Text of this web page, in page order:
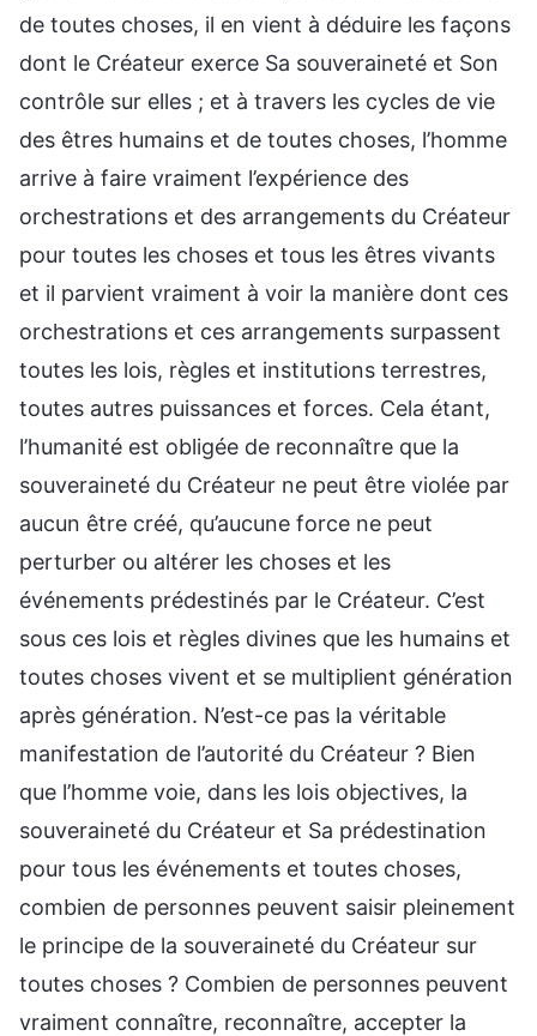
de toutes choses, il en vient à déduire les façons
dont le Créateur exerce Sa souveraineté et Son
contrôle sur elles ; et à travers les cycles de vie
des êtres humains et de toutes choses, l’homme
arrive à faire vraiment l’expérience des
orchestrations et des arrangements du Créateur
pour toutes les choses et tous les êtres vivants
et il parvient vraiment à voir la manière dont ces
orchestrations et ces arrangements surpassent
toutes les lois, règles et institutions terrestres,
toutes autres puissances et forces. Cela étant,
l’humanité est obligée de reconnaître que la
souveraineté du Créateur ne peut être violée par
aucun être créé, qu’aucune force ne peut
perturber ou altérer les choses et les
événements prédestinés par le Créateur. C’est
sous ces lois et règles divines que les humains et
toutes choses vivent et se multiplient génération
après génération. N’est-ce pas la véritable
manifestation de l’autorité du Créateur ? Bien
que l’homme voie, dans les lois objectives, la
souveraineté du Créateur et Sa prédestination
pour tous les événements et toutes choses,
combien de personnes peuvent saisir pleinement
le principe de la souveraineté du Créateur sur
toutes choses ? Combien de personnes peuvent
vraiment connaître, reconnaître, accepter la